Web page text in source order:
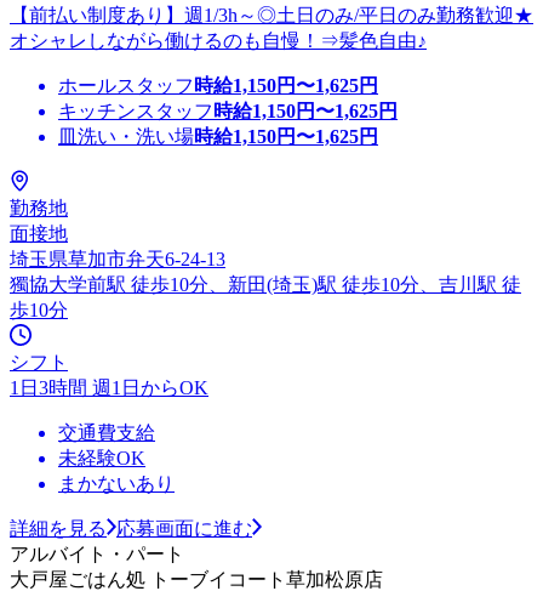
【前払い制度あり】週1/3h～◎土日のみ/平日のみ勤務歓迎★
オシャレしながら働けるのも自慢！⇒髪色自由♪
ホールスタッフ 時給1,150円〜1,625円
キッチンスタッフ 時給1,150円〜1,625円
皿洗い・洗い場時給1,150円〜1,625円
勤務地
面接地
埼玉県草加市弁天6-24-13
獨協大学前駅 徒歩10分、新田(埼玉)駅 徒歩10分、吉川駅 徒
歩10分
シフト
1日3時間 週1日からOK
交通費支給
未経験OK
まかないあり
詳細を見る
応募画面に進む
アルバイト・パート
大戸屋ごはん処 トーブイコート草加松原店